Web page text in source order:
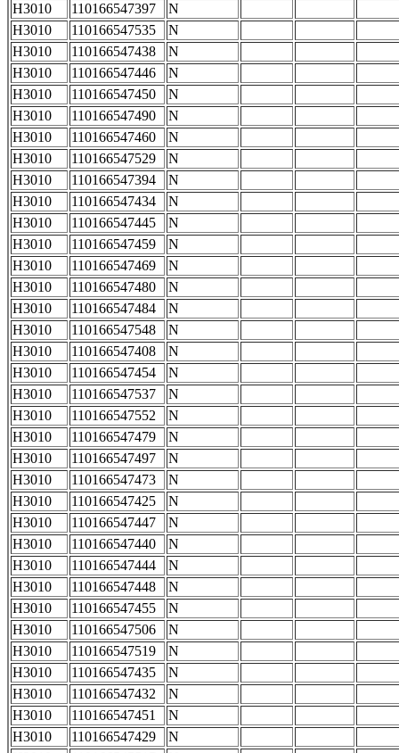
H3010
110166547397
N
H3010
110166547535
N
H3010
110166547438
N
H3010
110166547446
N
H3010
110166547450
N
H3010
110166547490
N
H3010
110166547460
N
H3010
110166547529
N
H3010
110166547394
N
H3010
110166547434
N
H3010
110166547445
N
H3010
110166547459
N
H3010
110166547469
N
H3010
110166547480
N
H3010
110166547484
N
H3010
110166547548
N
H3010
110166547408
N
H3010
110166547454
N
H3010
110166547537
N
H3010
110166547552
N
H3010
110166547479
N
H3010
110166547497
N
H3010
110166547473
N
H3010
110166547425
N
H3010
110166547447
N
H3010
110166547440
N
H3010
110166547444
N
H3010
110166547448
N
H3010
110166547455
N
H3010
110166547506
N
H3010
110166547519
N
H3010
110166547435
N
H3010
110166547432
N
H3010
110166547451
N
H3010
110166547429
N